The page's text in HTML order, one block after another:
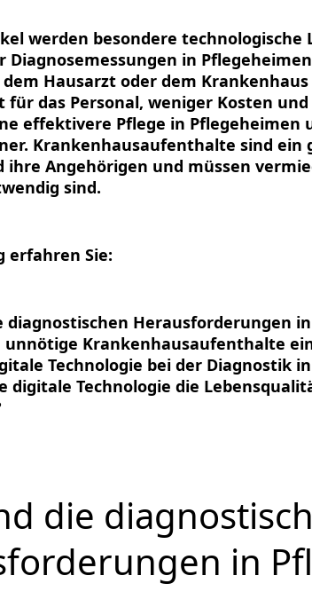
werden besondere
Diagnosemessungen in
Hausarzt oder dem
für das Personal, weniger Kosten
effektivere Pflege in
Krankenhausaufenthalte sind
ihre Angehörigen und müssen
sind.
erfahren Sie:
diagnostischen Herausforderungen
unnötige Krankenhausaufenthalte
Technologie bei der Diagnostik
digitale Technologie die
die
in